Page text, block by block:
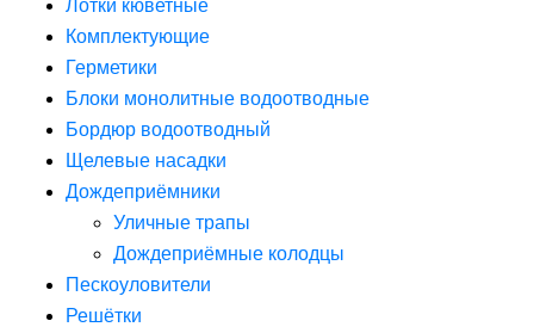
Лотки кюветные
Комплектующие
Герметики
Блоки монолитные водоотводные
Бордюр водоотводный
Щелевые насадки
Дождеприёмники
Уличные трапы
Дождеприёмные колодцы
Пескоуловители
Решётки